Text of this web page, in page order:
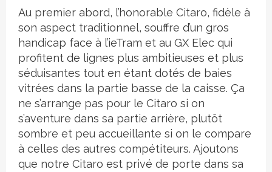
Au premier abord, l’honorable Citaro, fidèle à
son aspect traditionnel, souffre d’un gros
handicap face à l’ieTram et au GX Elec qui
profitent de lignes plus ambitieuses et plus
séduisantes tout en étant dotés de baies
vitrées dans la partie basse de la caisse. Ça
ne s’arrange pas pour le Citaro si on
s’aventure dans sa partie arrière, plutôt
sombre et peu accueillante si on le compare
à celles des autres compétiteurs. Ajoutons
que notre Citaro est privé de porte dans sa